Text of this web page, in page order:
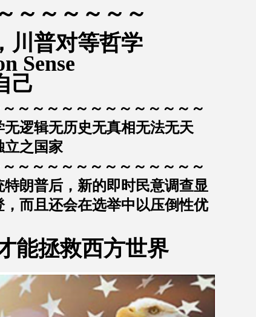
～～～～～～
川普对等哲学
Sense
己
～～～～～～～～～～～～～
逻辑无历史无真相无法无天
立之国家
～～～～～～～～～～～～～
朗普后，新的即时民意调查显
而且还会在选举中以压倒性优
能拯救西方世界